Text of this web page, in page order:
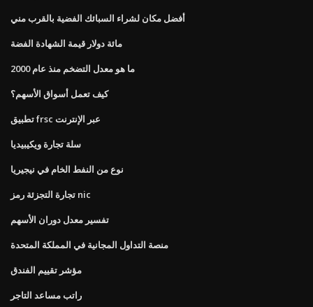
أفضل مكان لشراء السبائك الفضية بالقرب مني
مائة دولار قيمة الشهادة الفضة
ما هو معدل التضخم منذ عام 2000
كيف تعمل أسواق الأسهم؟
تطبيق frsc عبر الإنترنت
سلة تجارة ويكيبيديا
نوع من النفط الخام في نيجيريا
تجارة التجزئة رمز nic
تفسير معدل دوران الأسهم
منصة التداول المجانية في المملكة المتحدة
مؤشر تقييم الفندق
راتب مساعد التاجر